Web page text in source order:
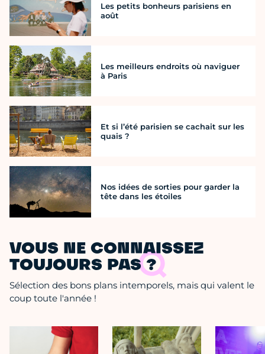
Les petits bonheurs parisiens en
août
Les meilleurs endroits où naviguer
à Paris
Et si l’été parisien se cachait sur les
quais ?
Nos idées de sorties pour garder la
tête dans les étoiles
VOUS NE CONNAISSEZ
TOUJOURS PAS ?
Sélection des bons plans intemporels, mais qui valent le
coup toute l'année !